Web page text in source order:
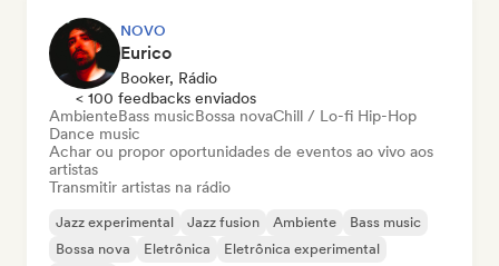
NOVO
Eurico
Booker, Rádio
< 100 feedbacks enviados
AmbienteBass musicBossa novaChill / Lo-fi Hip-Hop
Dance music
Achar ou propor oportunidades de eventos ao vivo aos
artistas
Transmitir artistas na rádio
Jazz experimental Jazz fusion Ambiente
Bass music
Bossa nova
Eletrônica
Eletrônica experimental